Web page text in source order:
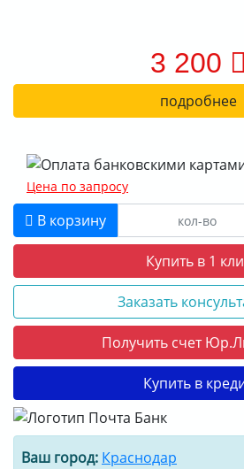
3 200
подробнее
Цена по запросу
В корзину
Купить в 1
Заказать
Получить счет
Купить в
Ваш город: Краснодар